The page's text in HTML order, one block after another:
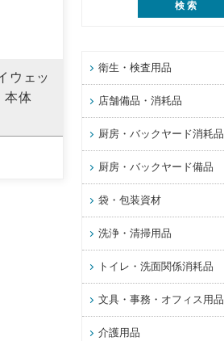
ウェッ
本体
衛生・検査用品
店舗備品・消耗品
厨房・バックヤード消耗品
厨房・バックヤード備品
袋・包装資材
洗浄・清掃用品
トイレ・洗面関係消耗品
文具・事務・オフィス用品
介護用品